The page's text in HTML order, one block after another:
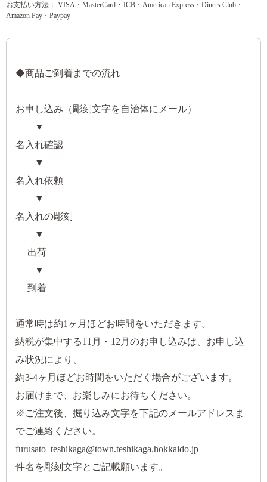
お支払い方法： VISA・MasterCard・JCB・American Express・Diners Club・
Amazon Pay・Paypay
◆商品ご到着までの流れ
お申し込み （彫刻文字を自治体にメール）
▼
名入れ確認
▼
名入れ依頼
▼
名入れの彫刻
▼
出荷
▼
到着
通常時は約1ヶ月ほどお時間をいただきます。
納税が集中する11月・12月のお申し込みは、お申し込
み状況により、
約3-4ヶ月ほどお時間をいただく場合がございます。
お届けまで、お楽しみにお待ちください。
※ご注文後、掘り込み文字を下記のメールアドレスま
でご連絡ください。
furusato_teshikaga@town.teshikaga.hokkaido.jp
件名を彫刻文字とご記載願います。